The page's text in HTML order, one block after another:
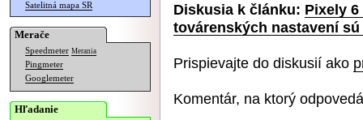
Satelitná mapa SR
Merače
Speedmeter Merania
Pingmeter
Googlemeter
Hľadanie
Diskusia k článku: Pixely
továrenských nastavení
Prispievajte do diskusií ako
Komentár, na ktorý